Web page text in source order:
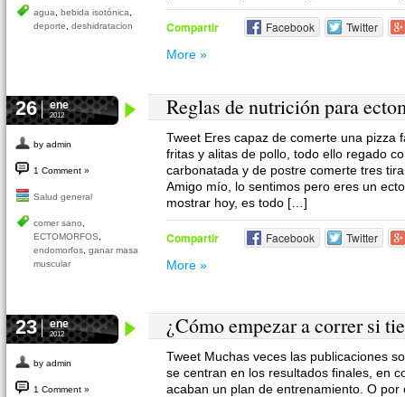
agua bebida isotónica
deporte
deshidratacion Compartir Facebook Twitter
More »
26 ene
2012
by admin
1 Comment »
Salud general
comer sano
ECTOMORFOS
endomorfos ganar masa
muscular
Reglas de nutrición para
Tweet Eres capaz de comerte una pizza
fritas y alitas de pollo, todo ello regado
carbonatada y de postre comerte tres
Amigo mío, lo sentimos pero eres un
mostrar hoy, es todo […]
Compartir Facebook Twitter
More »
23 ene
2012
by admin
1 Comment »
¿Cómo empezar a correr si
Tweet Muchas veces las publicaciones
se centran en los resultados finales, en
acaban un plan de entrenamiento. O